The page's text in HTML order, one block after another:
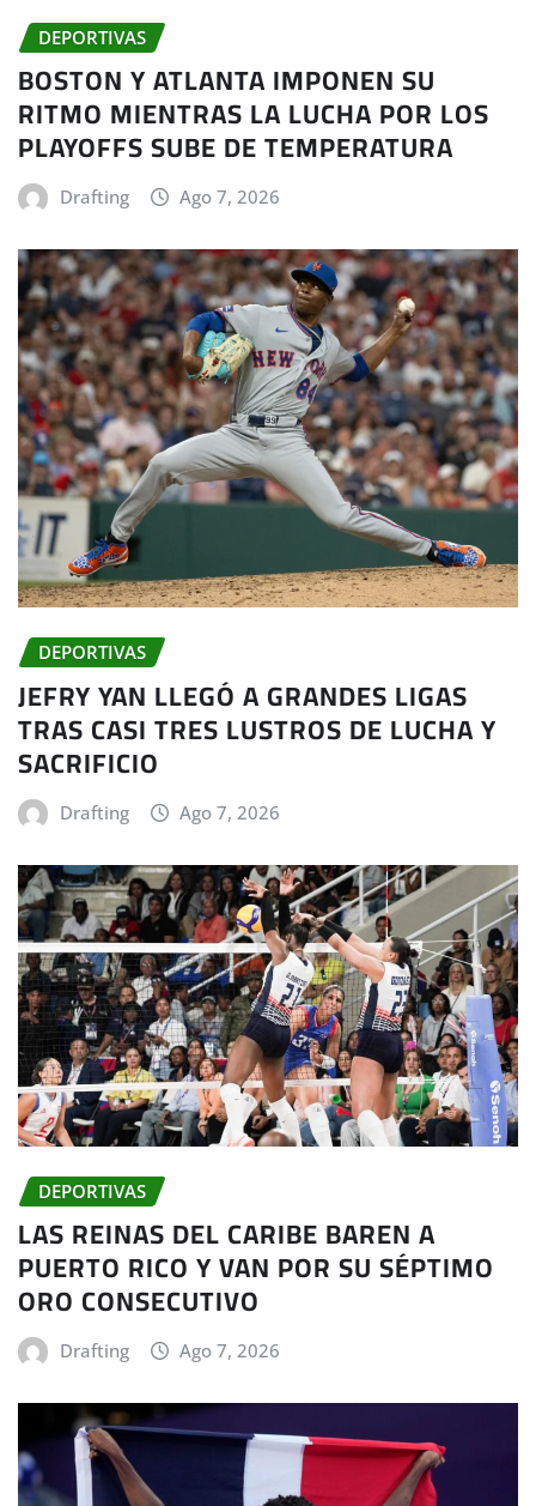
DEPORTIVAS
BOSTON Y ATLANTA IMPONEN SU
RITMO MIENTRAS LA LUCHA POR LOS
PLAYOFFS SUBE DE TEMPERATURA
Drafting Ago 7, 2026
DEPORTIVAS
JEFRY YAN LLEGÓ A GRANDES LIGAS
TRAS CASI TRES LUSTROS DE LUCHA Y
SACRIFICIO
Drafting Ago 7, 2026
DEPORTIVAS
LAS REINAS DEL CARIBE BAREN A
PUERTO RICO Y VAN POR SU SÉPTIMO
ORO CONSECUTIVO
Drafting Ago 7, 2026